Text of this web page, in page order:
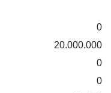
0
20.000.000
0
0